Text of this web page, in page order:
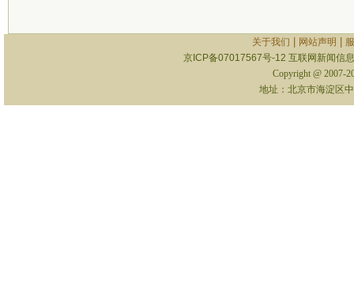
关于我们 网站声明
京ICP备07017567号-12 互联网新闻信
Copyright @ 2007-
地址：北京市海淀区